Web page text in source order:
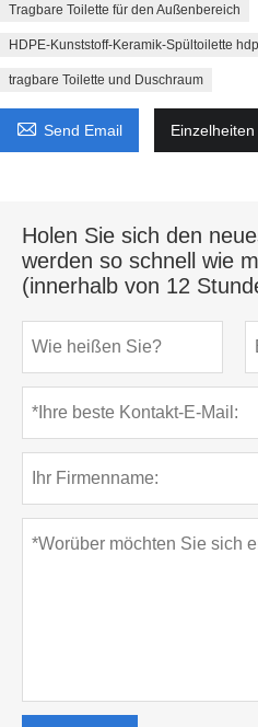
Tragbare Toilette für den Außenbereich
HDPE-Kunststoff-Keramik-Spültoilette
tragbare Toilette und Duschraum
 Send Email Einzelheiten
Holen Sie sich den
werden so schnell wie
(innerhalb von 12